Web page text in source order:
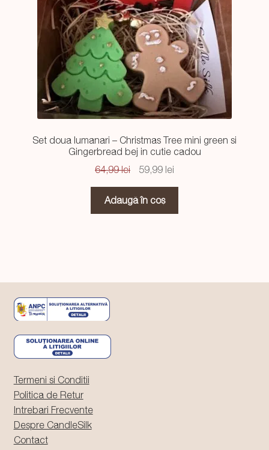
Set doua lumanari – Christmas Tree mini green si
Gingerbread bej in cutie cadou
64,99lei
Prețul
a
fost:
59,99 leiPrețul
59,99 lei.
Adaugă în coș
Termeni si Conditii
Politica de Retur
Intrebari Frecvente
Despre CandleSilk
Contact